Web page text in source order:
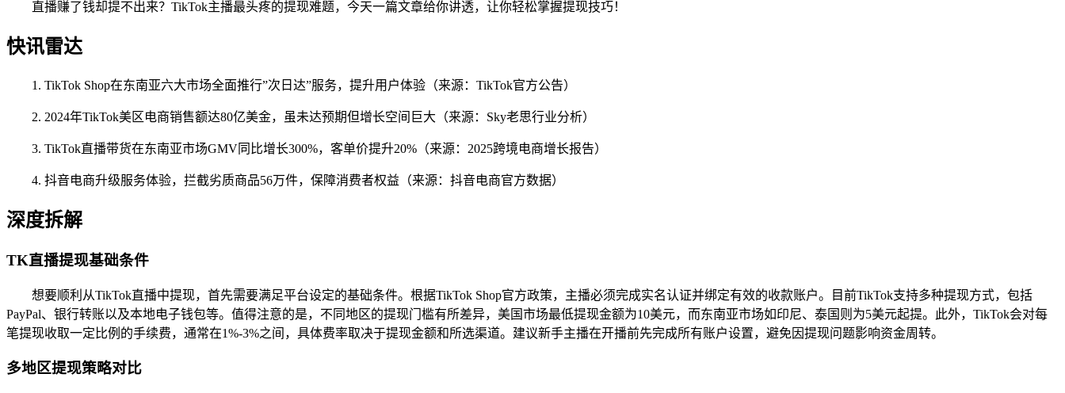
直播赚了钱却提不出来？TikTok主播最头疼的提现难题，今天一篇文章给你讲透，让你轻松掌握提现技巧！
快讯雷达
1. TikTok Shop在东南亚六大市场全面推行”次日达”服务，提升用户体验（来源：TikTok官方公告）
2. 2024年TikTok美区电商销售额达80亿美金，虽未达预期但增长空间巨大（来源：Sky老思行业分析）
3. TikTok直播带货在东南亚市场GMV同比增长300%，客单价提升20%（来源：2025跨境电商增长报告）
4. 抖音电商升级服务体验，拦截劣质商品56万件，保障消费者权益（来源：抖音电商官方数据）
深度拆解
TK直播提现基础条件
想要顺利从TikTok直播中提现，首先需要满足平台设定的基础条件。根据TikTok Shop官方政策，主播必须完成实名认证并绑定有效的收款账户。目前TikTok支持多种提现方式，包括
PayPal、银行转账以及本地电子钱包等。值得注意的是，不同地区的提现门槛有所差异，美国市场最低提现金额为10美元，而东南亚市场如印尼、泰国则为5美元起提。此外，TikTok会对每
笔提现收取一定比例的手续费，通常在1%-3%之间，具体费率取决于提现金额和所选渠道。建议新手主播在开播前先完成所有账户设置，避免因提现问题影响资金周转。
多地区提现策略对比